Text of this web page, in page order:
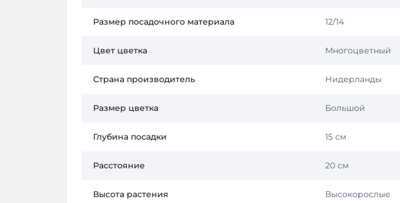
Размер посадочного материала 12/14
Цвет цветка Многоцветный
Страна производитель Нидерланды
Размер цветка Большой
Глубина посадки 15 см
Расстояние 20 см
Высота растения Высокорослые